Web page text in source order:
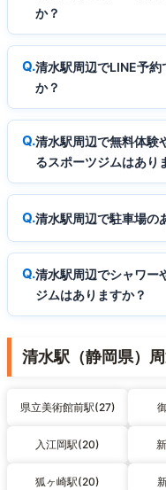
か？
清水駅周辺でLINE予
か？
清水駅周辺で無料体験
るスポーツジムはあり
清水駅周辺で駐車場の
清水駅周辺でシャワー
ジムはありますか？
清水駅（静岡県）
県立美術館前駅(27)
入江岡駅(20)
狐ヶ崎駅(20)